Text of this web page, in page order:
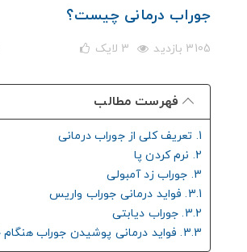
جوراب درمانی چیست؟
3105 بازدید 3 لایک
فهرست مطالب
1. تعریف کلی از جوراب درمانی
2. نرم کردن پا
3. جوراب زد آمبولی
3.1. فواید درمانی جوراب واریس
3.2. جوراب دیابتی
3.3. فواید درمانی پوشیدن جوراب هنگام خواب